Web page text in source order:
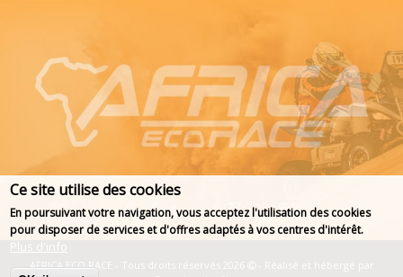
AFRICA ECO RACE - Tous droits réservés 2026
- Réalisé et hébergé par
Ce site utilise des cookies
En poursuivant votre navigation, vous acceptez l'utilisation des cookies
pour disposer de services et d'offres adaptés à vos centres d'intérêt.
Plus d'info